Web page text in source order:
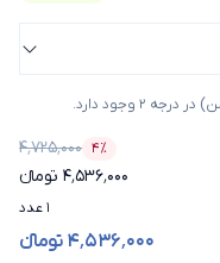
2 وجود دارد.
۴٪
درصد تخفیف
۴٬۷۲۵٬۰۰۰
۴٬۵۳۶٬۰۰۰ تومانء
۱ عدد
۴٬۵۳۶٬۰۰۰ تومانء